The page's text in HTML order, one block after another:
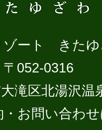
ゾート きたゆ
〒052-0316
滝区北湯沢温
・お問い合わ